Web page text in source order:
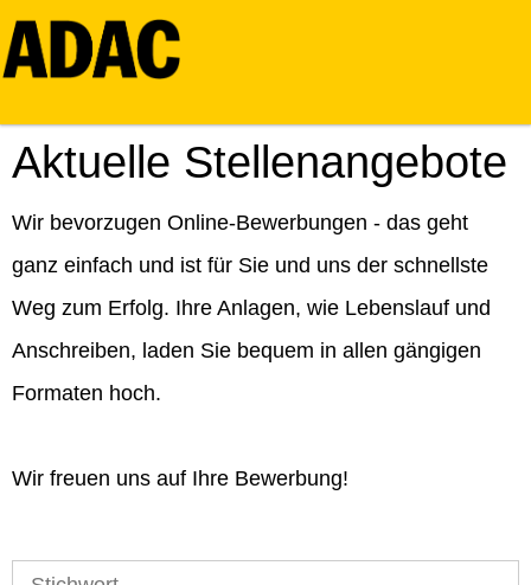
Aktuelle Stellenangebote
Wir bevorzugen Online-Bewerbungen - das geht
ganz einfach und ist für Sie und uns der schnellste
Weg zum Erfolg. Ihre Anlagen, wie Lebenslauf und
Anschreiben, laden Sie bequem in allen gängigen
Formaten hoch.
Wir freuen uns auf Ihre Bewerbung!